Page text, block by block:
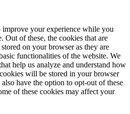
improve your experience while you
Out of these, the cookies that are
on your browser as they are
functionalities of the website. We
help us analyze and understand how
will be stored in your browser
have the option to opt-out of these
of these cookies may affect your